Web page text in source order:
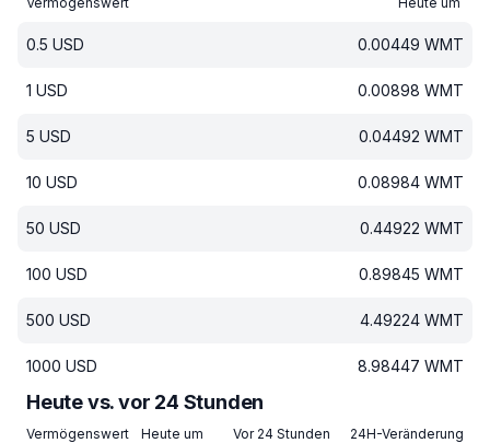
0.5 USD 0.00449 WMT
1 USD 0.00898 WMT
5 USD 0.04492 WMT
10 USD 0.08984 WMT
50 USD 0.44922 WMT
100 USD 0.89845 WMT
500 USD 4.49224 WMT
1000 USD 8.98447 WMT
Heute vs. vor 24 Stunden
Vermögenswert Heute um Vor 24 Stunden 24H-Veränderung